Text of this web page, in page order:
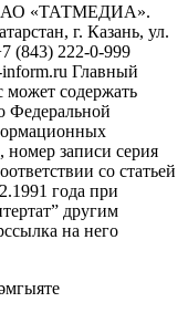
АО «ТАТМЕДИА».
г. Казань, ул.
(843) 222-0-999
Главный
может содержать
Федеральной
записи серия
со статьей
года при
другим
на него